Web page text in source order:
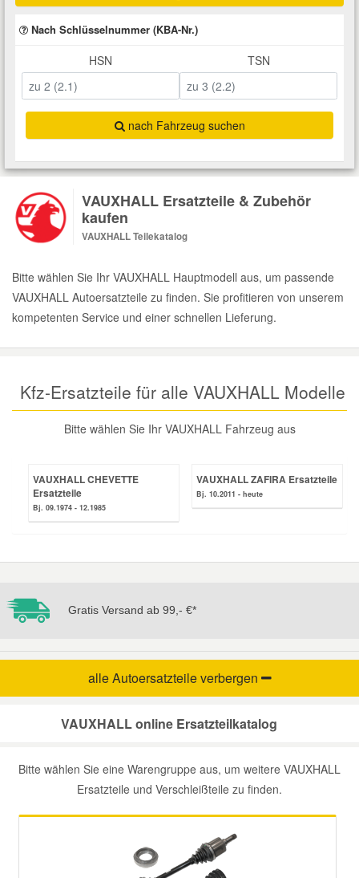
Nach Schlüsselnummer (KBA-Nr.)
HSN TSN
nach Fahrzeug suchen
VAUXHALL Ersatzteile & Zubehör
kaufen
VAUXHALL Teilekatalog
Bitte wählen Sie Ihr VAUXHALL Hauptmodell aus, um passende
VAUXHALL Autoersatzteile zu finden. Sie profitieren von unserem
kompetenten Service und einer schnellen Lieferung.
Kfz-Ersatzteile für alle VAUXHALL Modelle
Bitte wählen Sie Ihr VAUXHALL Fahrzeug aus
VAUXHALL CHEVETTE
Ersatzteile
Bj. 09.1974 - 12.1985
VAUXHALL ZAFIRA Ersatzteile
Bj. 10.2011 - heute
Gratis Versand ab 99,- €*
alle Autoersatzteileverbergen
VAUXHALL online Ersatzteilkatalog
Bitte wählen Sie eine Warengruppe aus, um weitere VAUXHALL
Ersatzteile und Verschleißteile zu finden.
Heizung und Klimaanlage
Kraftstoffsystem
Kühlung
Motor
Innenausstattung
Karosserieteile
Räder und Reifen
Scheibenreinigung
Zündanlage und Glühanlage
Reiniger
Rostlöser
Schmiermittel
Fahrwerk Werkzeuge
Halterung Abgasstrang
Kfz Spezialwerkzeuge
Leitungsverbinder
Motortechnik Werkzeuge
Reparatur-Zubehör
Karosserie Werkzeug
Kfz-Pflege
Kofferraumwanne
Marderschutz
Nachrüstwischer
Pannenhilfe
Schlüsselgehäuse
Werkstattbedarf
Winter-Autozubehör
VW Ersatzteile
Abarth Ersatzteile
Alfa Romeo Ersatzteile
Audi Ersatzteile
BMW Ersatzteile
Chrysler Ersatzteile
Daewoo Ersatzteile
Daihatsu Ersatzteile
Dodge Ersatzteile
Honda Ersatzteile
Jeep Ersatzteile
Kia Ersatzteile